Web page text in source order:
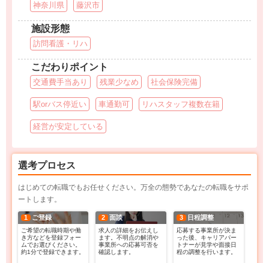
神奈川県 藤沢市
施設形態
訪問看護・リハ
こだわりポイント
交通費手当あり 残業少なめ 社会保険完備
駅orバス停近い 車通勤可 リハスタッフ複数在籍
経営が安定している
選考プロセス
はじめての転職でもお任せください。万全の態勢であなたの転職をサポ
ートします。
1 ご登録
ご希望の転職時期や働
き方などを登録フォー
ムでお選びください。
約1分で登録できます。
2 面談
求人の詳細をお伝えし
ます。不明点の解消や
事業所への応募可否を
確認します。
3 日程調整
応募する事業所が決ま
った後、キャリアパー
トナーが見学や面接日
程の調整を行います。